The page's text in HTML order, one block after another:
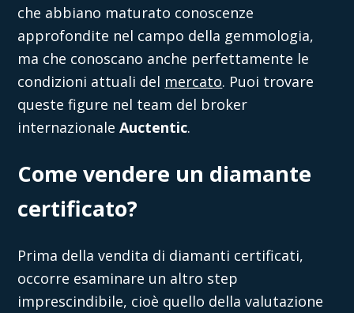
che abbiano maturato conoscenze
approfondite nel campo della gemmologia,
ma che conoscano anche perfettamente le
condizioni attuali del mercato. Puoi trovare
queste figure nel team del broker
internazionaleAuctentic.
Come vendere un diamante
certificato?
Prima dellavendita di diamanti certificati,
occorre esaminare un altro step
imprescindibile, cioè quello della valutazione